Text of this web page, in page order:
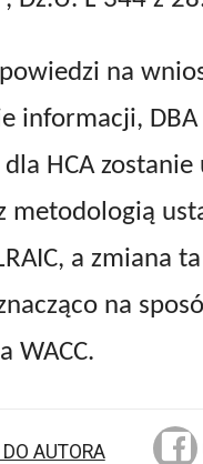
na
informacji, DBA
dla HCA
metodologią
a zmiana
na
WACC.
AUTORA